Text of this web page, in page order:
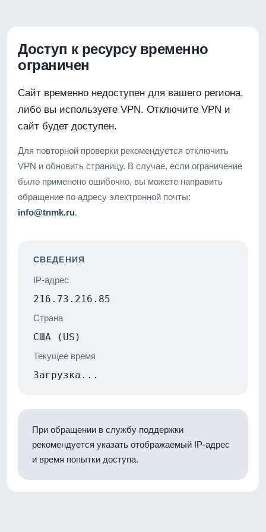
Доступ к ресурсу временно
ограничен
Сайт временно недоступен для вашего региона,
либо вы используете VPN. Отключите VPN и
сайт будет доступен.
Для повторной проверки рекомендуется отключить
VPN и обновить страницу. В случае, если ограничение
было применено ошибочно, вы можете направить
обращение по адресу электронной почты:
info@tnmk.ru.
СВЕДЕНИЯ
IP-адрес
216.73.216.85
Страна
США (US)
Текущее время
Загрузка...
При обращении в службу поддержки
рекомендуется указать отображаемый IP-адрес
и время попытки доступа.